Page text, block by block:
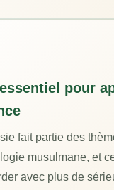
pour
fait partie des
musulmane, et
avec plus de